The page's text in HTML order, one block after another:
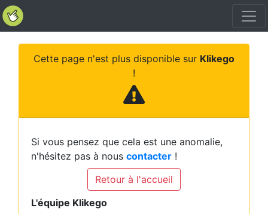
Cette page n'est plus disponible sur Klikego
!
Si vous pensez que cela est une anomalie,
n'hésitez pas à nous contacter !
Retour à l'accueil
L'équipe Klikego